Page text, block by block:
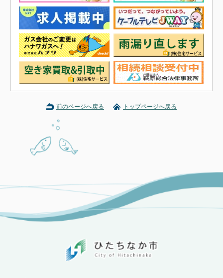
前のページへ戻る トップページへ戻る